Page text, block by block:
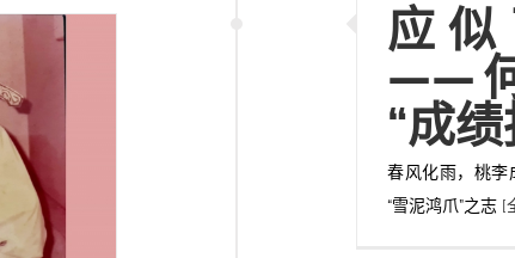
应
——
“成
春风化雨，桃李
“雪泥鸿爪”之志 [